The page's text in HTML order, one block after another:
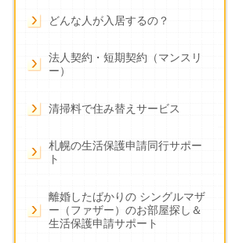
どんな人が入居するの？
法人契約・短期契約（マンスリ
ー）
清掃料で住み替えサービス
札幌の生活保護申請同行サポー
ト
離婚したばかりの シングルマザ
ー（ファザー）のお部屋探し＆
生活保護申請サポート